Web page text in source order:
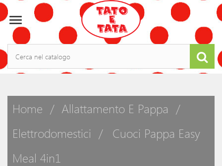

Home
Allattamento E Pappa
Elettrodomestici
Cuoci Pappa Easy
Meal 4in1